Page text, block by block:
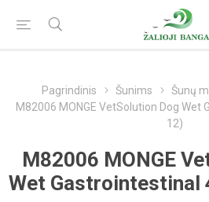
Pagrindinis Šunims
Šunų
M82006 MONGE VetSolution Dog Wet
12)
M82006 MONGE
Wet Gastrointestinal